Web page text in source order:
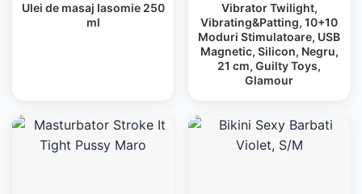
Ulei de masaj Iasomie 250
ml
Vibrator Twilight,
Vibrating&Patting, 10+10
Moduri Stimulatoare, USB
Magnetic, Silicon, Negru,
21 cm, Guilty Toys,
Glamour